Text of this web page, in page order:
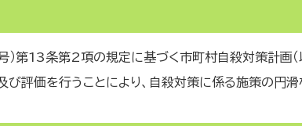
第13条第2項の規定に基づく市町村自殺対策計画（以
び評価を行うことにより、自殺対策に係る施策の円滑